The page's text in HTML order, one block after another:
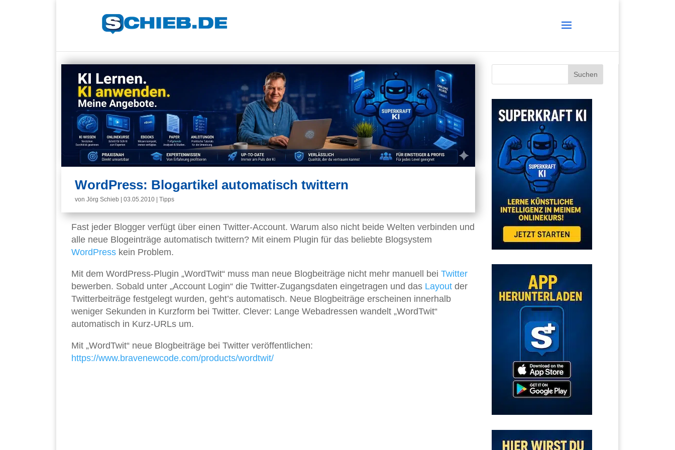
WordPress: Blogartikel automatisch twittern
von Jörg Schieb 03.05.2010 Tipps
Fast jeder Blogger verfügt über einen Twitter-Account. Warum also nicht beide Welten verbinden und
alle neue Blogeinträge automatisch twittern? Mit einem Plugin für das beliebte Blogsystem
WordPress kein Problem.
Mit dem WordPress-Plugin „WordTwit“ muss man neue Blogbeiträge nicht mehr manuell bei Twitter
bewerben. Sobald unter „Account Login“ die Twitter-Zugangsdaten eingetragen und das Layout der
Twitterbeiträge festgelegt wurden, geht’s automatisch. Neue Blogbeiträge erscheinen innerhalb
weniger Sekunden in Kurzform bei Twitter. Clever: Lange Webadressen wandelt „WordTwit“
automatisch in Kurz-URLs um.
Mit „WordTwit“ neue Blogbeiträge bei Twitter veröffentlichen:
https://www.bravenewcode.com/products/wordtwit/